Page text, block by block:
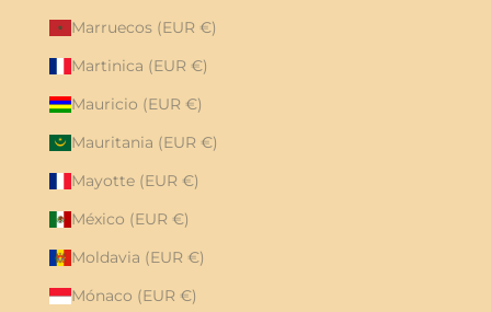
Marruecos (EUR €)
Martinica (EUR €)
Mauricio (EUR €)
Mauritania (EUR €)
Mayotte (EUR €)
México (EUR €)
Moldavia (EUR €)
Mónaco (EUR €)